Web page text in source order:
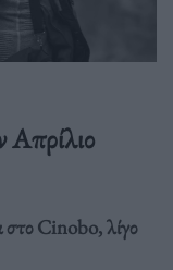
Απρίλιο
στο Cinobo, λίγο